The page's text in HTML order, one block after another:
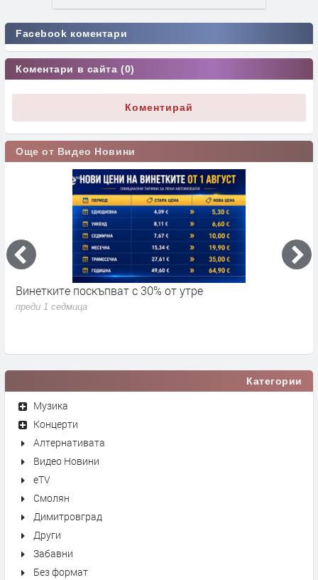
Facebook коментари
Коментари в сайта (0)
Коментирай
Още от Видео Новини
Винетките поскъпват с 30% от утре
преди 1 седмица
Категории
Музика
Концерти
Алтернативата
Видео Новини
eTV
Смолян
Димитровград
Други
Забавни
Без формат